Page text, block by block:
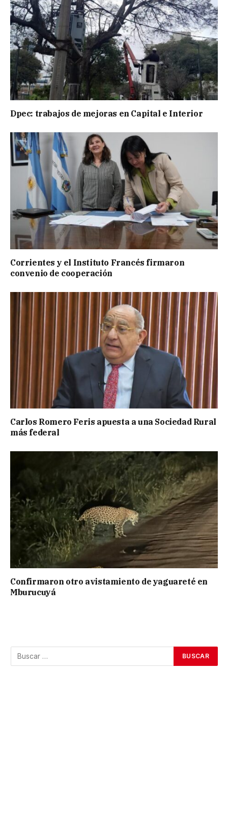
Dpec: trabajos de mejoras en Capital e Interior
Corrientes y el Instituto Francés firmaron
convenio de cooperación
Carlos Romero Feris apuesta a una Sociedad Rural
más federal
Confirmaron otro avistamiento de yaguareté en
Mburucuyá